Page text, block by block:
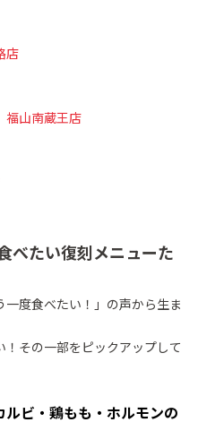
店
福山南蔵王店
べたい復刻メニューた
度食べたい！」の声から生ま
その一部をピックアップして
ビ・鶏もも・ホルモンの